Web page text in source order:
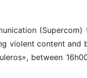
(Supercom)
violent content and
between